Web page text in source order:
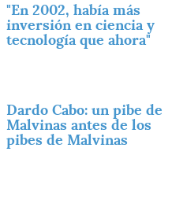
"En 2002, había más
inversión en ciencia y
tecnología que ahora"
Dardo Cabo: un pibe de
Malvinas antes de los
pibes de Malvinas